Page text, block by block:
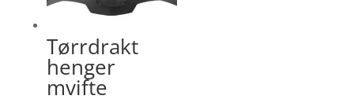
Tørrdrakt
henger
mvifte